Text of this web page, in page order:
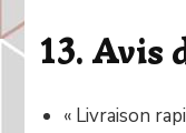
13. Avis
« Livraison